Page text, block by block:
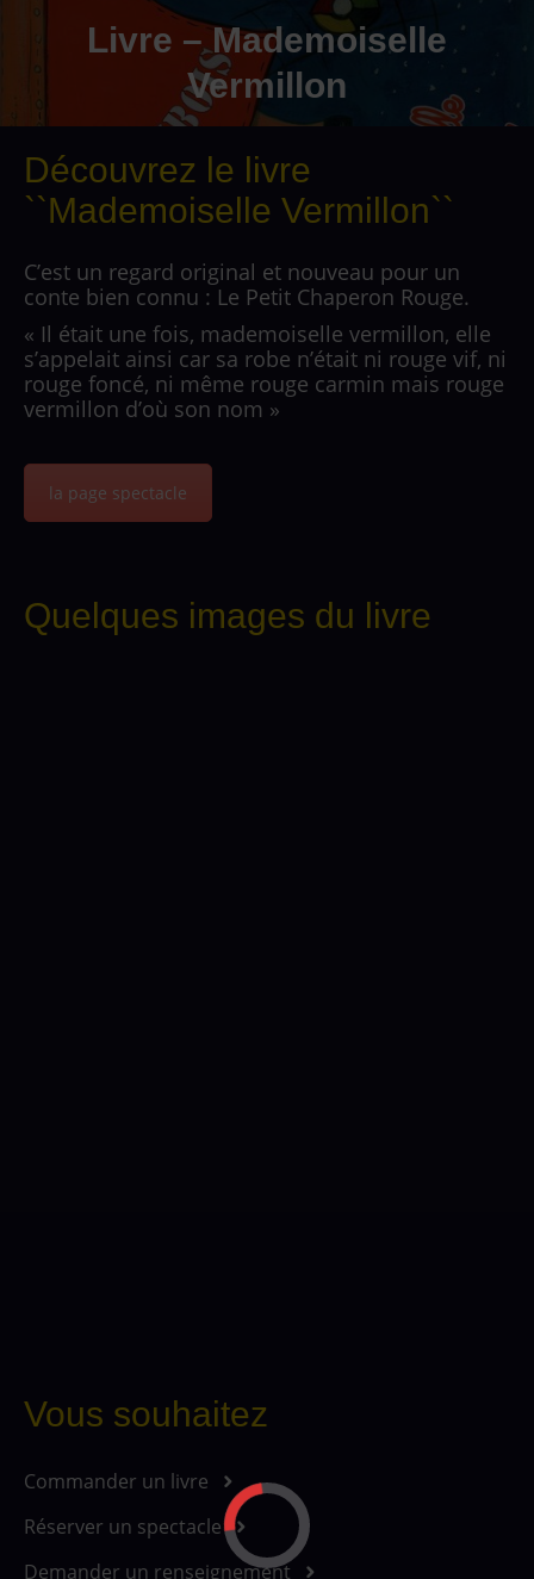
Livre – Mademoiselle
Vermillon
Découvrez le livre
``Mademoiselle Vermillon``
C’est un regard original et nouveau pour un
conte bien connu : Le Petit Chaperon Rouge.
« Il était une fois, mademoiselle vermillon, elle
s’appelait ainsi car sa robe n’était ni rouge vif, ni
rouge foncé, ni même rouge carmin mais rouge
vermillon d’où son nom »
la page spectacle
Quelques images du livre
Vous souhaitez
Commander un livre
Réserver un spectacle
Demander un renseignement